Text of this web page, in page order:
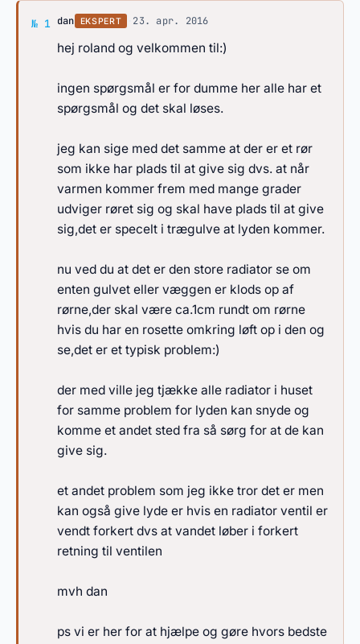
№ 1 Svar af dan
dan EKSPERT 23. apr. 2016
hej roland og velkommen til:)
ingen spørgsmål er for dumme her alle har et
spørgsmål og det skal løses.
jeg kan sige med det samme at der er et rør
som ikke har plads til at give sig dvs. at når
varmen kommer frem med mange grader
udviger røret sig og skal have plads til at give
sig,det er specelt i trægulve at lyden kommer.
nu ved du at det er den store radiator se om
enten gulvet eller væggen er klods op af
rørne,der skal være ca.1cm rundt om rørne
hvis du har en rosette omkring løft op i den og
se,det er et typisk problem:)
der med ville jeg tjække alle radiator i huset
for samme problem for lyden kan snyde og
komme et andet sted fra så sørg for at de kan
give sig.
et andet problem som jeg ikke tror det er men
kan også give lyde er hvis en radiator ventil er
vendt forkert dvs at vandet løber i forkert
retning til ventilen
mvh dan
ps vi er her for at hjælpe og gøre hvors bedste